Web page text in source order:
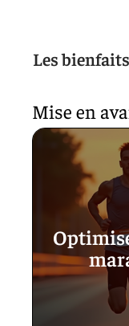
Les
Mise en